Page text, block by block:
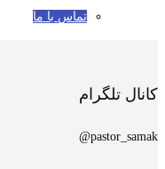
تماس با ما
کانال تلگرام
pastor_samak@